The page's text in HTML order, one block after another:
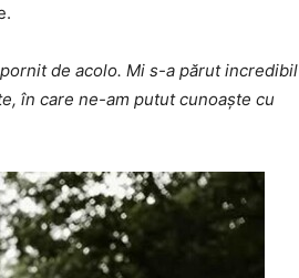
pornit de acolo. Mi s-a părut incredibil
în care ne-am putut cunoaște cu